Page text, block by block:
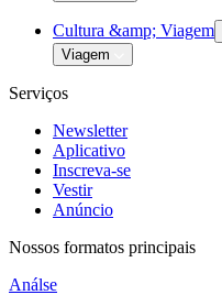
Cultura &amp; Viagem
Viagem
Serviços
Newsletter
Aplicativo
Inscreva-se
Vestir
Anúncio
Nossos formatos principais
Análse